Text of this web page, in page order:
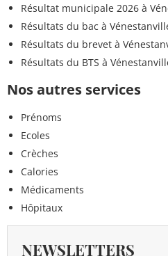
Résultat municipale 2026 à
Résultats du bac à
Résultats du brevet à
Résultats du BTS à
Nos autres services
Prénoms
Ecoles
Crèches
Calories
Médicaments
Hôpitaux
NEWSLETTERS